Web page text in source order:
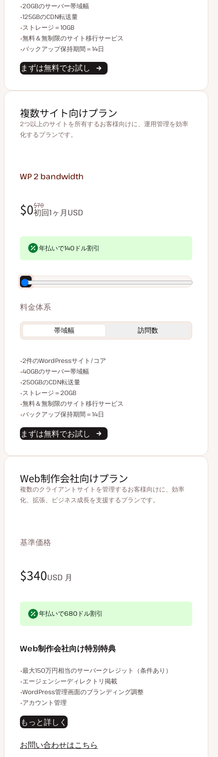
サーバー帯域幅
20GBのサーバー帯域幅
CDN転送量
125GBのCDN転送量
ストレージ容量
ストレージ＝10GB
無制限のサイト移行
無料＆無制限のサイト移行サービス
バックアップデータ保持
バックアップ保持期間＝14日
まずは無料でお試し
複数サイト向けプラン
2つ以上のサイトを所有するお客様向けに、運用管理を効率
化するプランです。
WP 2 bandwidth
$0$70
初回1ヶ月USD
$70
契約時のお支払い額＝$0（1ヶ月経過後から$70で自動更新）
年払いで140ドル割引
料金体系
帯域幅 訪問数
WordPressサイト/コア数
2件のWordPressサイト/コア
サーバー帯域幅
40GBのサーバー帯域幅
CDN転送量
250GBのCDN転送量
ストレージ容量
ストレージ＝20GB
無制限のサイト移行
無料＆無制限のサイト移行サービス
バックアップデータ保持
バックアップ保持期間＝14日
まずは無料でお試し
Web制作会社向けプラン
複数のクライアントサイトを管理するお客様向けに、効率
化、拡張、ビジネス成長を支援するプランです。
基準価格
$340USD 月
$284USD月
現在のお支払い額＝$3,400
年払いで680ドル割引
Web制作会社向け特別特典
エージェンシー限定特典の例
最大150万円相当のサーバークレジット（条件あり）
エージェンシーディレクトリ掲載
WordPress管理画面のブランディング調整
アカウント管理
もっと詳しく
お問い合わせはこちら